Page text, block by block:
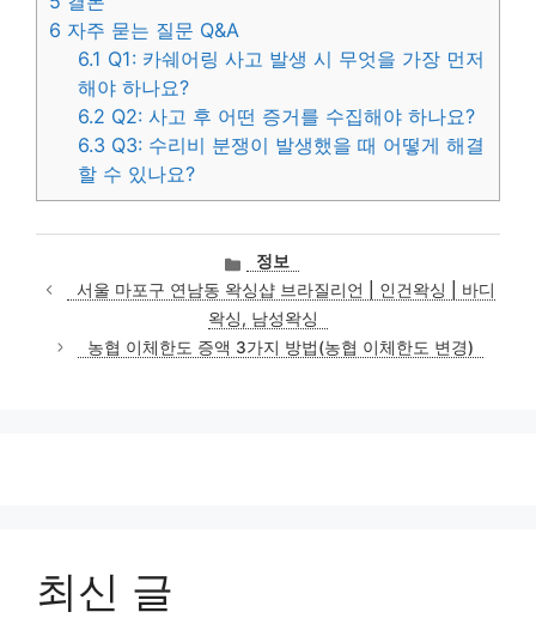
6 자주 묻는 질문 Q&A
6.1 Q1: 카쉐어링 사고 발생 시 무엇을 가장 먼저
해야 하나요?
6.2 Q2: 사고 후 어떤 증거를 수집해야 하나요?
6.3 Q3: 수리비 분쟁이 발생했을 때 어떻게 해결
할 수 있나요?
카
테
고
리
정보
서울 마포구 연남동 왁싱샵 브라질리언 | 인건왁싱 | 바디
왁싱, 남성왁싱
농협 이체한도 증액 3가지 방법(농협 이체한도 변경)
최신 글